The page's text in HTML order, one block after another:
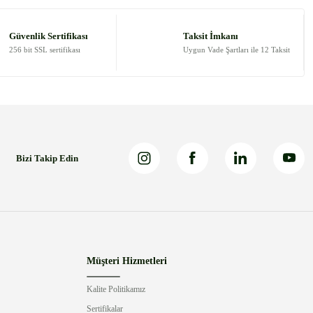
Güvenlik Sertifikası
256 bit SSL sertifikası
Taksit İmkanı
Uygun Vade Şartları ile 12 Taksit
Bizi Takip Edin
Müşteri Hizmetleri
Kalite Politikamız
Sertifikalar